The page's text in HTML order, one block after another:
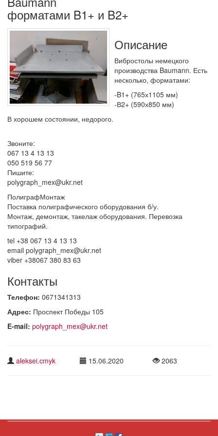
форматами B1+ и B2+
Описание
Вибростолы немецкого
производства Baumann. Есть
несколько, форматами:
-B1+ (765х1105 мм)
-В2+ (590х850 мм)
В хорошем состоянии, недорого.
Звоните:
067 13 4 13 13
050 519 56 77
Пишите:
polygraph_mex@ukr.net
ПолиграфМонтаж
Поставка полиграфического оборудования б/у.
Монтаж, демонтаж, такелаж оборудования. Перевозка
типографий.
tel +38 067 13 4 13 13
email polygraph_mex@ukr.net
viber +38067 380 83 63
Контакты
Телефон: 0671341313
Адрес: Проспект Победы 105
E-mail: polygraph_mex@ukr.net
aleksei.cmyk 15.06.2020 2063